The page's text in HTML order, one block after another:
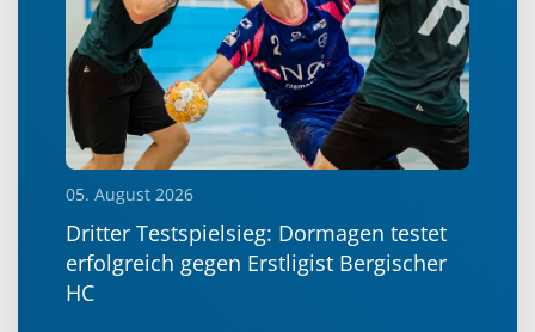
05. August 2026
Dritter Testspielsieg: Dormagen testet
erfolgreich gegen Erstligist Bergischer
HC